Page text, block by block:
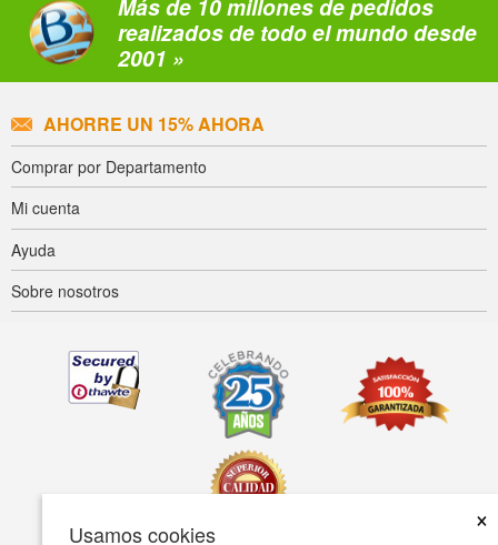
Usamos cookies
×
realizados de todo el mundo desde
2001 »
AHORRE UN 15% AHORA
Comprar por Departamento
Mi cuenta
Ayuda
Sobre nosotros